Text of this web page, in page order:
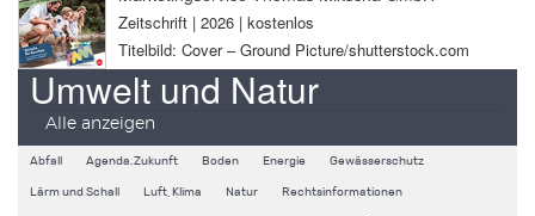
Zeitschrift | 2026 | kostenlos
Titelbild: Cover – Ground Picture/shutterstock.com
Umwelt und Natur
Alle anzeigen
Abfall Agenda.Zukunft Boden Energie Gewässerschutz
Lärm und Schall Luft, Klima Natur Rechtsinformationen